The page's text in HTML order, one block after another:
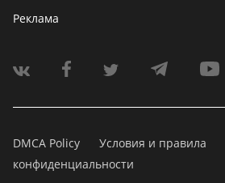
Реклама
DMCA Policy Условия и правила
конфиденциальности